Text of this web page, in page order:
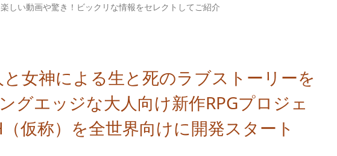
しい動画や驚き！ビックリな情報をセレクトしてご紹介
と女神による生と死のラブストーリーを
グエッジな大人向け新作RPGプロジェ
仮称）を全世界向けに開発スタート